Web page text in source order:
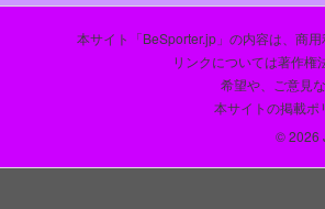
本サイト「BeSporter.jp」の内容は、商
リンクについては著作権
希望や、ご意見
本サイトの掲載ポ
© 2026